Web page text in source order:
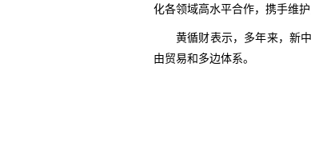
化各领域高水平合作，携手维
黄循财表示，多年来，新
由贸易和多边体系。